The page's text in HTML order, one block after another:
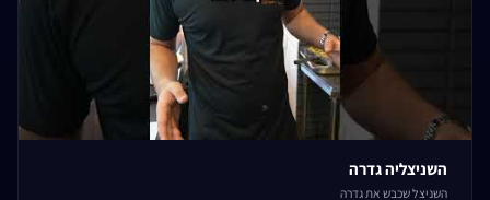
השניצליה גדרה
השניצל שכבש את גדרה